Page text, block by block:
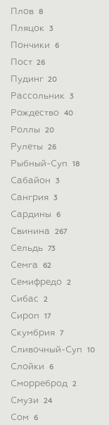
Плов 8
Пляцок 3
Пончики 6
Пост 26
Пудинг 20
Рассольник 3
Рождество 40
Роллы 20
Рулеты 26
Рыбный-Суп 18
Сабайон 3
Сангрия 3
Сардины 6
Свинина 267
Сельдь 73
Семга 62
Семифредо 2
Сибас 2
Сироп 17
Скумбрия 7
Сливочный-Суп 10
Слойки 6
Сморреброд 2
Смузи 24
Сом 6